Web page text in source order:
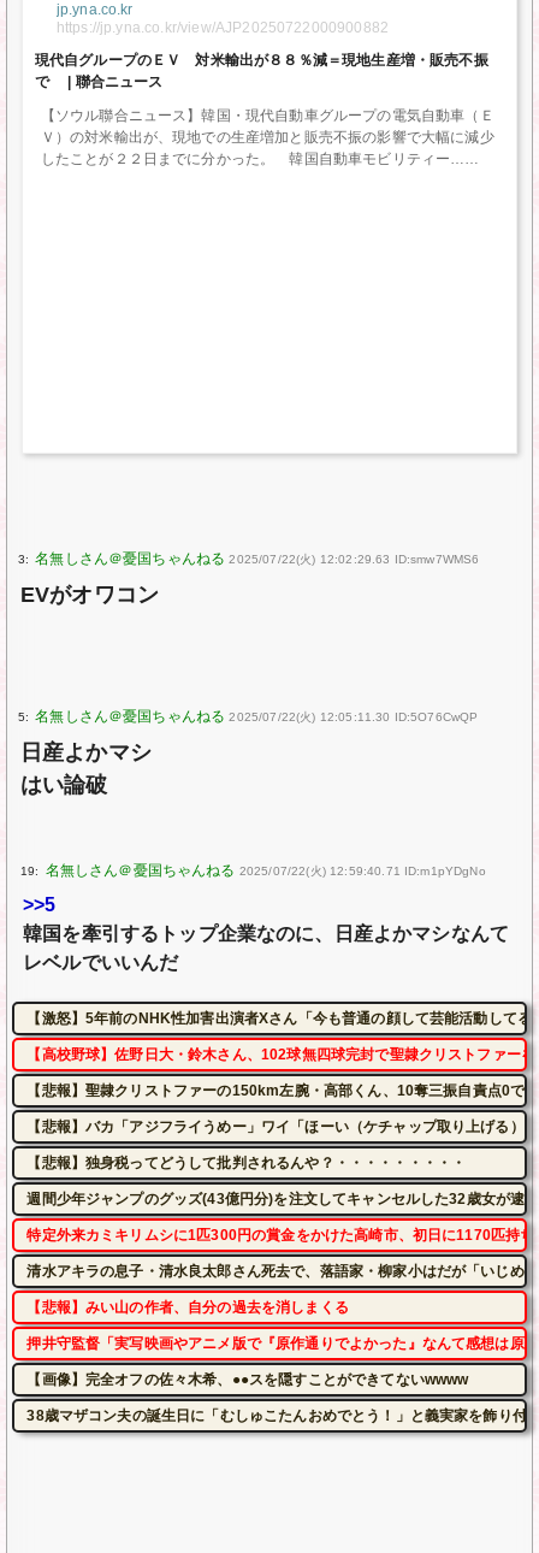
jp.yna.co.kr
https://jp.yna.co.kr/view/AJP20250722000900882
現代自グループのＥＶ 対米輸出が８８％減＝現地生産増・販売不振
で | 聯合ニュース
【ソウル聯合ニュース】韓国・現代自動車グループの電気自動車（Ｅ
Ｖ）の対米輸出が、現地での生産増加と販売不振の影響で大幅に減少
したことが２２日までに分かった。 韓国自動車モビリティー…
3: 2025/07/22(火) 12:02:29.63 ID:smw7WMS6
EVがオワコン
5: 2025/07/22(火) 12:05:11.30 ID:5O76CwQP
日産よかマシ
はい論破
19: 2025/07/22(火) 12:59:40.71 ID:m1pYDgNo
>>5
韓国を牽引するトップ企業なのに、日産よかマシなんて
レベルでいいんだ
【激怒】5年前のNHK性加害出演者Xさん「今も普通の顔して芸能活動して
【高校野球】佐野日大・鈴木さん、102球無四球完封で聖隷クリストファー
【悲報】聖隷クリストファーの150km左腕・高部くん、10奪三振自責点0で
【悲報】バカ「アジフライうめー」ワイ「ほーい（ケチャップ取り上げる）
【悲報】独身税ってどうして批判されるんや？・・・・・・・・・
週間少年ジャンプのグッズ(43億円分)を注文してキャンセルした32歳女が逮捕
特定外来カミキリムシに1匹300円の賞金をかけた高崎市、初日に1170匹持ち
清水アキラの息子・清水良太郎さん死去で、落語家・柳家小はだが「いじめ
【悲報】みい山の作者、自分の過去を消しまくる
押井守監督「実写映画やアニメ版で『原作通りでよかった』なんて感想は原
【画像】完全オフの佐々木希、●●スを隠すことができてないwwww
38歳マザコン夫の誕生日に「むしゅこたんおめでとう！」と義実家を飾り